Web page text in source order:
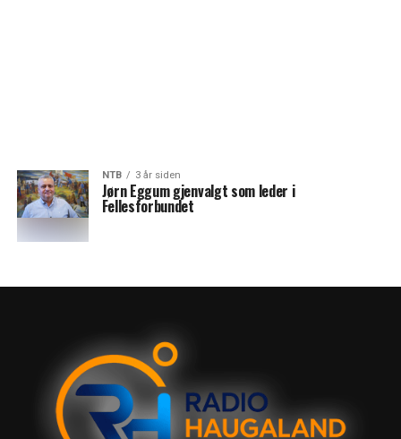
NTB 3 år siden
Jørn Eggum gjenvalgt som leder i
Fellesforbundet